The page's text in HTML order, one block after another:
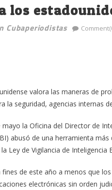
los
Cubaperiodistas
valora las maneras de
la seguridad, agencias internas
la Oficina del Director de
abusó de una herramienta
Ley de Vigilancia de Inteligencia
fines de este año a menos que
electrónicas sin orden